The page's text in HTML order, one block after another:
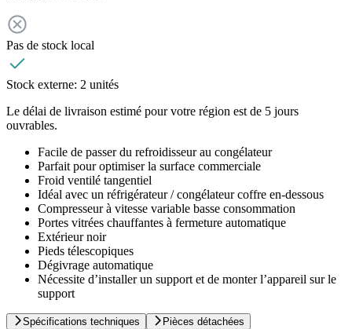
Pas de stock local
Stock externe: 2 unités
Le délai de livraison estimé pour votre région est de 5 jours
ouvrables.
Facile de passer du refroidisseur au congélateur
Parfait pour optimiser la surface commerciale
Froid ventilé tangentiel
Idéal avec un réfrigérateur / congélateur coffre en-dessous
Compresseur à vitesse variable basse consommation
Portes vitrées chauffantes à fermeture automatique
Extérieur noir
Pieds télescopiques
Dégivrage automatique
Nécessite d’installer un support et de monter l’appareil sur le
support
Spécifications techniques Pièces détachées